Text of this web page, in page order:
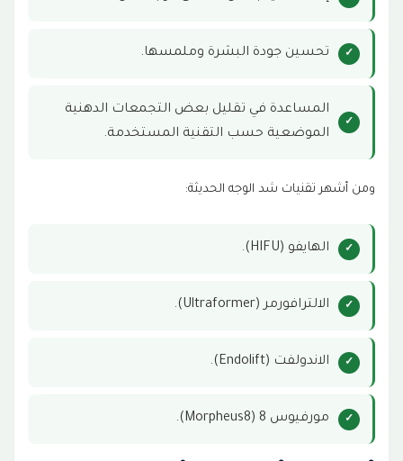
20 هل الاندولفت أفضل من الهايفو؟
23 هل يمكن الجمع بين أكثر من جهاز لشد الوجه؟
تحسين جودة البشرة وملمسها.
المساعدة في تقليل بعض التجمعات الدهنية
الموضعية حسب التقنية المستخدمة.
ومن أشهر تقنيات شد الوجه الحديثة:
الهايفو (HIFU).
الالترافورمر (Ultraformer).
الاندولفت (Endolift).
مورفيوس 8 (Morpheus8).